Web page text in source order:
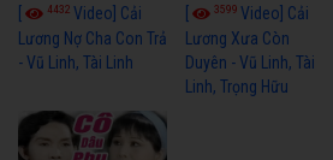
4432 Video] Cải
Lương Nợ Cha Con Trả
- Vũ Linh, Tài Linh
3599Video] Cải
Lương Xưa Còn
Duyên - Vũ Linh, Tài
Linh, Trọng Hữu